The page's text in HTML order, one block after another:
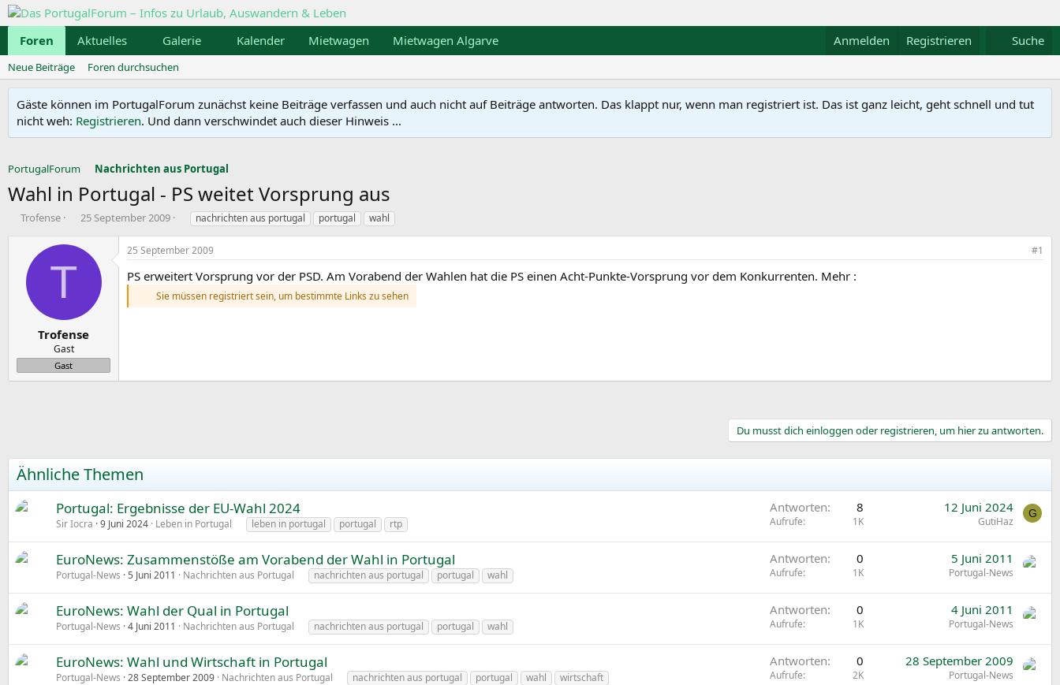
Foren Aktuelles Galerie Kalender Mietwagen Mietwagen Algarve Anmelden Registrieren Suche
Neue Beiträge Foren durchsuchen
Gäste können im PortugalForum zunächst keine Beiträge verfassen und auch nicht auf Beiträge antworten. Das klappt nur, wenn man registriert ist. Das ist ganz leicht, geht schnell und tut
nicht weh: Registrieren. Und dann verschwindet auch dieser Hinweis ...
PortugalForum Nachrichten aus Portugal
Wahl in Portugal - PS weitet Vorsprung aus
E
Trofense
E
s
t
a
25 September 2009
S
h
l
a
g
w
nachrichten aus portugal portugal wahl
T
Trofense
Gast
Gast
25 September 2009 #1
PS erweitert Vorsprung vor der PSD. Am Vorabend der Wahlen hat die PS einen Acht-Punkte-Vorsprung vor dem Konkurrenten. Mehr :
Sie müssen registriert sein, um bestimmte Links zu sehen
Du musst dich einloggen oder registrieren, um hier zu antworten.
Ähnliche Themen
Portugal: Ergebnisse der EU-Wahl 2024
Sir Iocra 9 Juni 2024 Leben in Portugal leben in portugal portugal rtp
Antworten 8
Aufrufe 1K
12 Juni 2024
GutiHaz
G
EuroNews: Zusammenstöße am Vorabend der Wahl in Portugal
Portugal-News 5 Juni 2011 Nachrichten aus Portugal nachrichten aus portugal portugal wahl
Antworten 0
Aufrufe 1K
5 Juni 2011
Portugal-News
EuroNews: Wahl der Qual in Portugal
Portugal-News 4 Juni 2011 Nachrichten aus Portugal nachrichten aus portugal portugal wahl
Antworten 0
Aufrufe 1K
4 Juni 2011
Portugal-News
EuroNews: Wahl und Wirtschaft in Portugal
Portugal-News 28 September 2009 Nachrichten aus Portugal nachrichten aus portugal portugal wahl wirtschaft
Antworten 0
Aufrufe 2K
28 September 2009
Portugal-News